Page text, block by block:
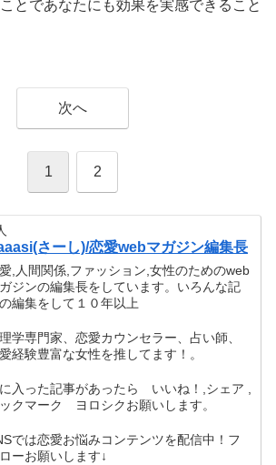
とであなたにも効果を実感できること
次へ
1 2
さーし)/恋愛webマガジン編集長
,人間関係,ファッション,女性のためのweb
ジンの編集長をしています。いろんな記
編集をして１０年以上
学専門家、恋愛カウンセラー、占い師、
経験豊富な女性を推してます！。
入った記事があったら いいね！,シェア ,
クマーク ヨロシクお願いします。
では恋愛お悩みコンテンツを配信中！フ
ーお願いします↓